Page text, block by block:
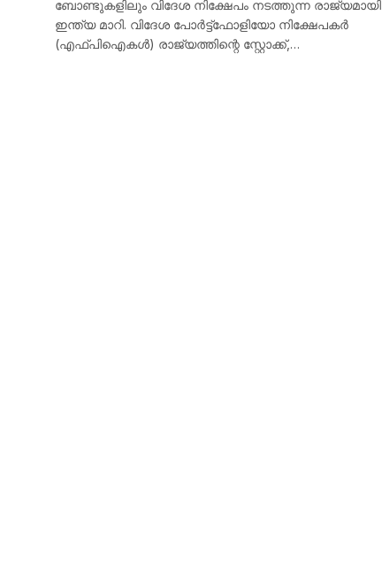
ബോണ്ടുകളിലും വിദേശ നിക്ഷേപം നടത്തുന്ന രാജ്യമായി
ഇന്ത്യ മാറി. വിദേശ പോർട്ട്‌ഫോളിയോ നിക്ഷേപകർ
(എഫ്‌പിഐകൾ) രാജ്യത്തിന്റെ സ്റ്റോക്ക്,…